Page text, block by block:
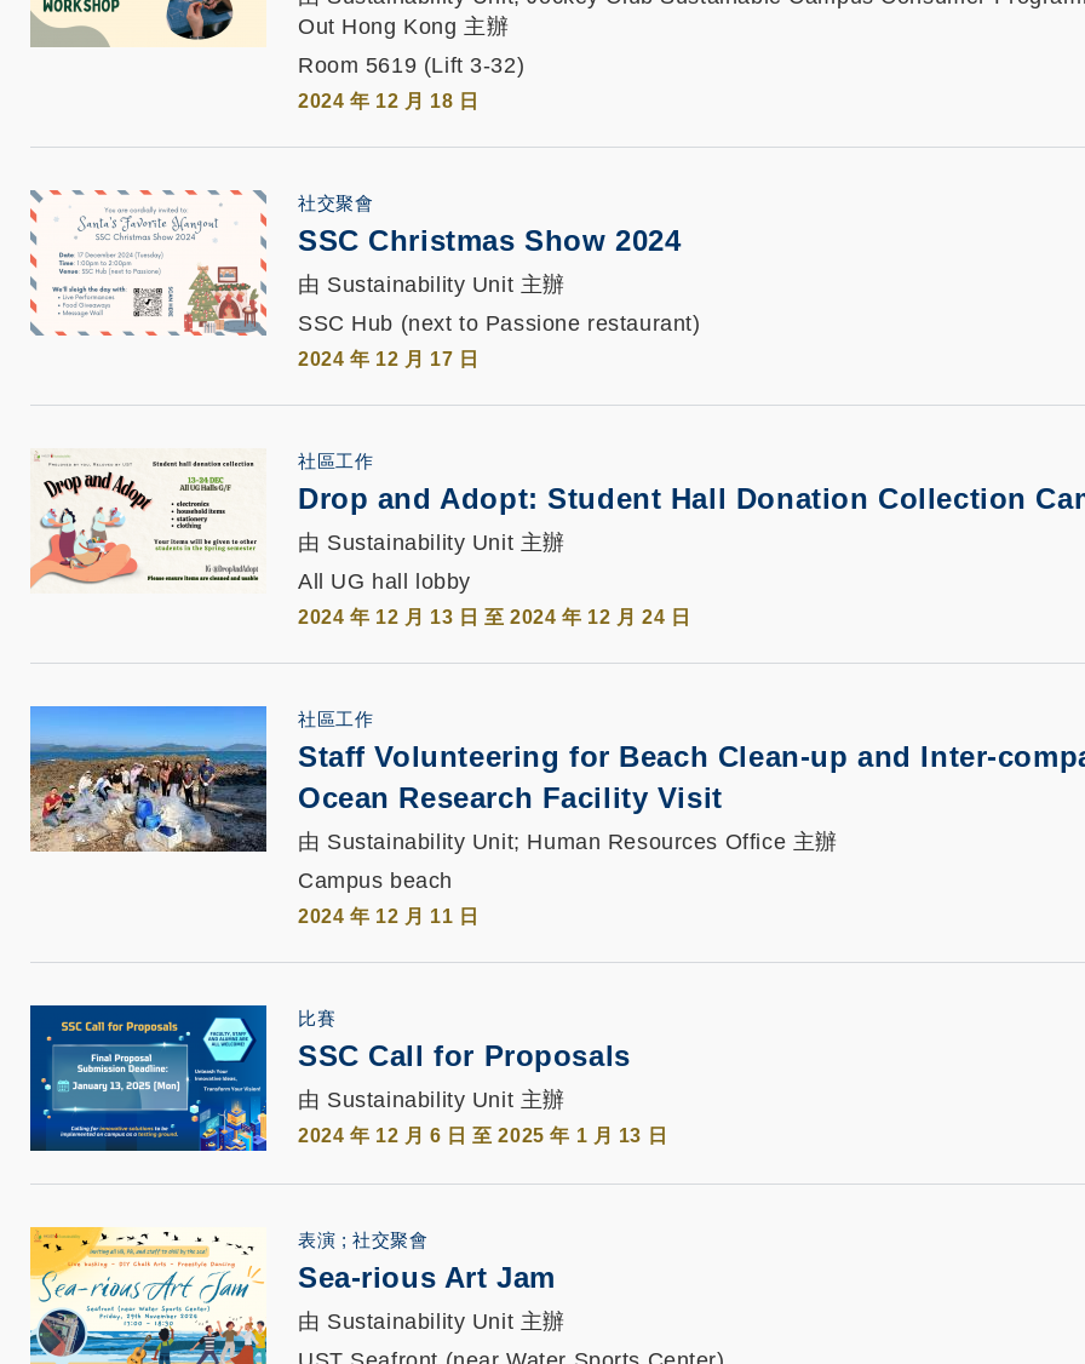
Out Hong Kong 主辦
Room 5619 (Lift 3-32)
2024 年 12 月 18 日
社交聚會
SSC Christmas Show 2024
由 Sustainability Unit 主辦
SSC Hub (next to Passione restaurant)
2024 年 12 月 17 日
社區工作
Drop and Adopt: Student Hall Donation Collection
由 Sustainability Unit 主辦
All UG hall lobby
2024 年 12 月 13 日 至 2024 年 12 月 24 日
社區工作
Staff Volunteering for Beach Clean-up and Inter-
Ocean Research Facility Visit
由 Sustainability Unit; Human Resources Office 主辦
Campus beach
2024 年 12 月 11 日
比賽
SSC Call for Proposals
由 Sustainability Unit 主辦
2024 年 12 月 6 日 至 2025 年 1 月 13 日
表演 社交聚會
Sea-rious Art Jam
由 Sustainability Unit 主辦